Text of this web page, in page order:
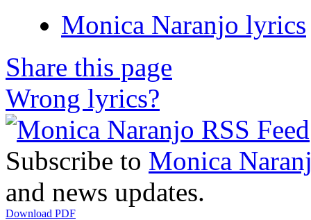
Monica Naranjo lyrics
Share this page
Wrong lyrics?
Subscribe to Monica
and news updates.
Download PDF